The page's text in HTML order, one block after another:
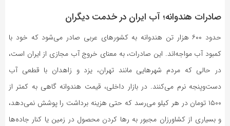
صادرات هندوانه؛ آب ایران در خدمت دیگران
حدود ۶۰۰ هزار تن هندوانه به کشورهای عربی صادر می‌شود که خود با
کمبود آب مواجه‌اند. این صادرات، به معنای خروج آب مجازی از ایران است،
در حالی که مردم شهرهایی مانند تهران، یزد و زاهدان با قطعی آب
دست‌وپنجه نرم می‌کنند. در بازار داخلی، قیمت هندوانه گاهی به کمتر از
۱۵۰۰ تومان در هر کیلو می‌رسد که حتی هزینه برداشت را پوشش نمی‌دهد،
و بسیاری از کشاورزان مجبور به رها کردن محصول در زمین یا کنار جاده‌ها